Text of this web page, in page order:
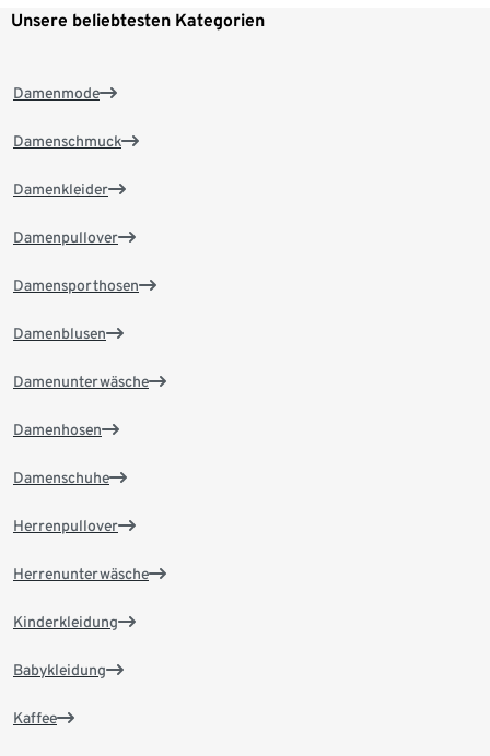
Unsere beliebtesten Kategorien
Damenmode
Damenschmuck
Damenkleider
Damenpullover
Damensporthosen
Damenblusen
Damenunterwäsche
Damenhosen
Damenschuhe
Herrenpullover
Herrenunterwäsche
Kinderkleidung
Babykleidung
Kaffee